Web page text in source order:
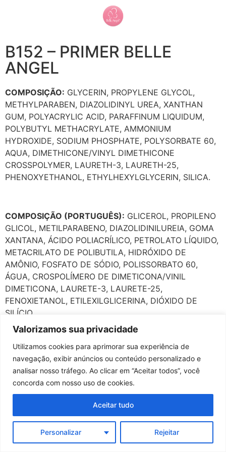
Valorizamos sua privacidade
Utilizamos cookies para aprimorar sua experiência de
navegação, exibir anúncios ou conteúdo personalizado e
analisar nosso tráfego. Ao clicar em “Aceitar todos”, você
concorda com nosso uso de cookies.
Personalizar Rejeitar
Aceitar tudo
B152 – PRIMER BELLE
ANGEL
COMPOSIÇÃO: GLYCERIN, PROPYLENE GLYCOL,
METHYLPARABEN, DIAZOLIDINYL UREA, XANTHAN
GUM, POLYACRYLIC ACID, PARAFFINUM LIQUIDUM,
POLYBUTYL METHACRYLATE, AMMONIUM
HYDROXIDE, SODIUM PHOSPHATE, POLYSORBATE 60,
AQUA, DIMETHICONE/VINYL DIMETHICONE
CROSSPOLYMER, LAURETH-3, LAURETH-25,
PHENOXYETHANOL, ETHYLHEXYLGLYCERIN, SILICA.
COMPOSIÇÃO (PORTUGUÊS): GLICEROL, PROPILENO
GLICOL, METILPARABENO, DIAZOLIDINILUREIA, GOMA
XANTANA, ÁCIDO POLIACRÍLICO, PETROLATO LÍQUIDO,
METACRILATO DE POLIBUTILA, HIDRÓXIDO DE
AMÔNIO, FOSFATO DE SÓDIO, POLISSORBATO 60,
ÁGUA, CROSPOLÍMERO DE DIMETICONA/VINIL
DIMETICONA, LAURETE-3, LAURETE-25,
FENOXIETANOL, ETILEXILGLICERINA, DIÓXIDO DE
SILÍCIO.